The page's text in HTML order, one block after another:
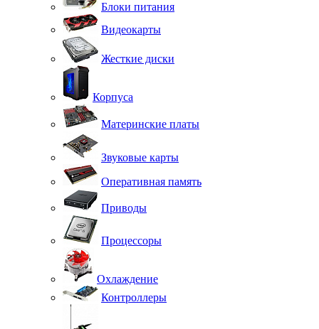
Блоки питания
Видеокарты
Жесткие диски
Корпуса
Материнские платы
Звуковые карты
Оперативная память
Приводы
Процессоры
Охлаждение
Контроллеры